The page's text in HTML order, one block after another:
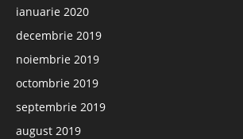
ianuarie 2020
decembrie 2019
noiembrie 2019
octombrie 2019
septembrie 2019
august 2019